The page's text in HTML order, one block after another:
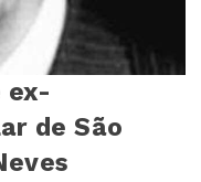
ex-
de São